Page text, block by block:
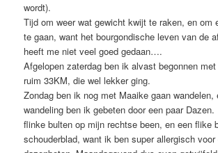
wordt).
Tijd om weer wat gewicht kwijt te raken, en om
te gaan, want het bourgondische leven van de
heeft me niet veel goed gedaan….
Afgelopen zaterdag ben ik alvast begonnen
ruim 33KM, die wel lekker ging.
Zondag ben ik nog met Maaike gaan
wandeling ben ik gebeten door een paar
flinke bulten op mijn rechtse been, en een flike
schouderblad, want ik ben super allergisch voor